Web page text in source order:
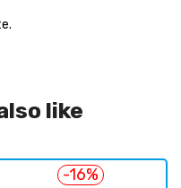
like
-16%